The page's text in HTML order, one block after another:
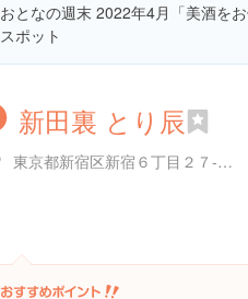
おとなの週末 2022年4月「美酒を
スポット
新田裏 とり辰
東京都新宿区新宿６丁目２７-１７ カノープス新宿2F